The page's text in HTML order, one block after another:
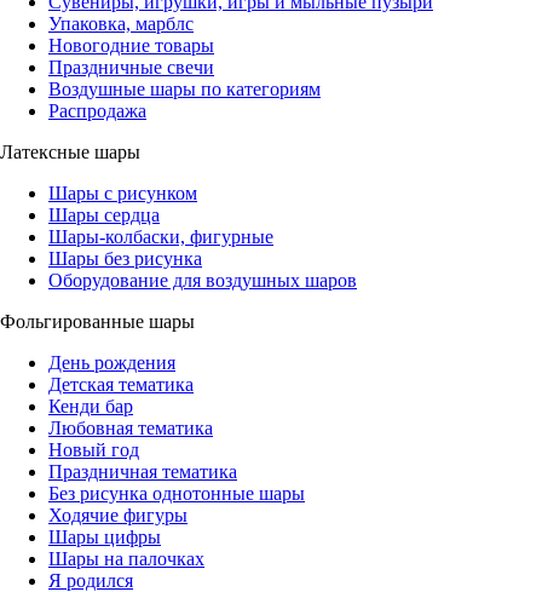
Упаковка, марблс
Новогодние товары
Праздничные свечи
Воздушные шары по категориям
Распродажа
Латексные шары
Шары с рисунком
Шары сердца
Шары-колбаски, фигурные
Шары без рисунка
Оборудование для воздушных шаров
Фольгированные шары
День рождения
Детская тематика
Кенди бар
Любовная тематика
Новый год
Праздничная тематика
Без рисунка однотонные шары
Ходячие фигуры
Шары цифры
Шары на палочках
Я родился